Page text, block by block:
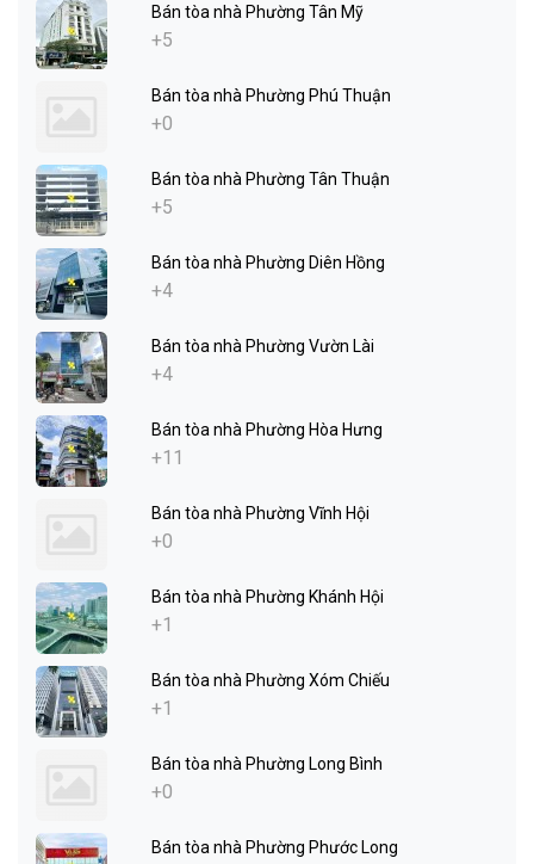
Bán tòa nhà Phường Tân Mỹ
+5
Bán tòa nhà Phường Phú Thuận
+0
Bán tòa nhà Phường Tân Thuận
+5
Bán tòa nhà Phường Diên Hồng
+4
Bán tòa nhà Phường Vườn Lài
+4
Bán tòa nhà Phường Hòa Hưng
+11
Bán tòa nhà Phường Vĩnh Hội
+0
Bán tòa nhà Phường Khánh Hội
+1
Bán tòa nhà Phường Xóm Chiếu
+1
Bán tòa nhà Phường Long Bình
+0
Bán tòa nhà Phường Phước Long